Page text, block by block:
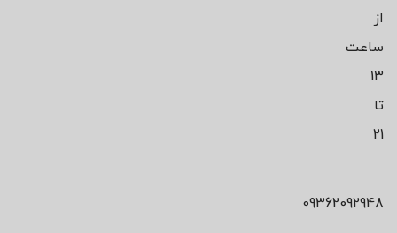
از
ساعت
13
تا
21
09362092948